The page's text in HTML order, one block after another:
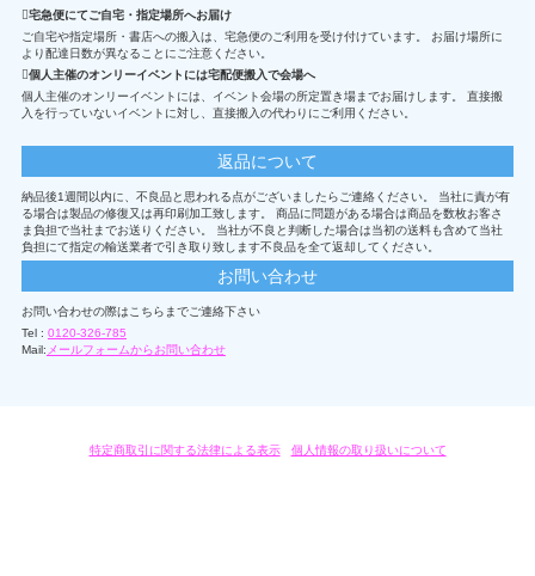
宅急便にてご自宅・指定場所へお届け
ご自宅や指定場所・書店への搬入は、宅急便のご利用を受け付けています。 お届け場所に
より配達日数が異なることにご注意ください。
個人主催のオンリーイベントには宅配便搬入で会場へ
個人主催のオンリーイベントには、イベント会場の所定置き場までお届けします。 直接搬
入を行っていないイベントに対し、直接搬入の代わりにご利用ください。
返品について
納品後1週間以内に、不良品と思われる点がございましたらご連絡ください。 当社に責が有
る場合は製品の修復又は再印刷加工致します。 商品に問題がある場合は商品を数枚お客さ
ま負担で当社までお送りください。 当社が不良と判断した場合は当初の送料も含めて当社
負担にて指定の輸送業者で引き取り致します不良品を全て返却してください。
お問い合わせ
お問い合わせの際はこちらまでご連絡下さい
Tel : 0120-326-785
Mail: メールフォームからお問い合わせ
特定商取引に関する法律による表示/ 個人情報の取り扱いについて